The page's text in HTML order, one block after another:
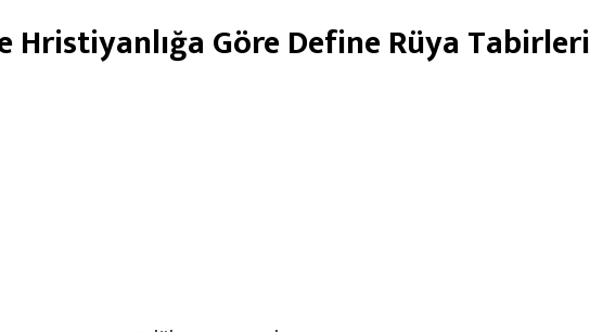
Hristiyanlığa Göre Define Rüya Tabirleri